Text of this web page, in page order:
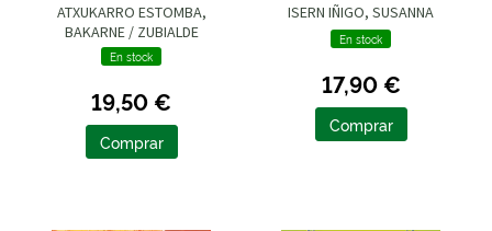
ATXUKARRO ESTOMBA,
BAKARNE / ZUBIALDE
GRAJIRENA, IZASKUN
En stock
19,50 €
Comprar
ISERN IÑIGO, SUSANNA
En stock
17,90 €
Comprar